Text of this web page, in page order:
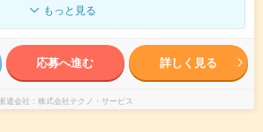
もっと見る
応募へ進む 詳しく見る
遣会社 株式会社テクノ・サービス